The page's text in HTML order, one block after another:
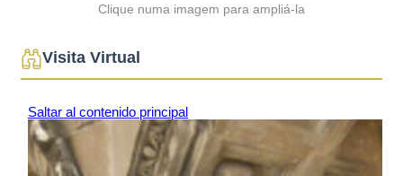
Clique numa imagem para ampliá-la
Visita Virtual